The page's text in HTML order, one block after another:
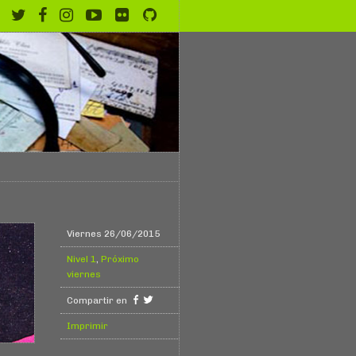
Viernes 26/06/2015
Nivel 1, Próximo
viernes
Compartir en
Imprimir